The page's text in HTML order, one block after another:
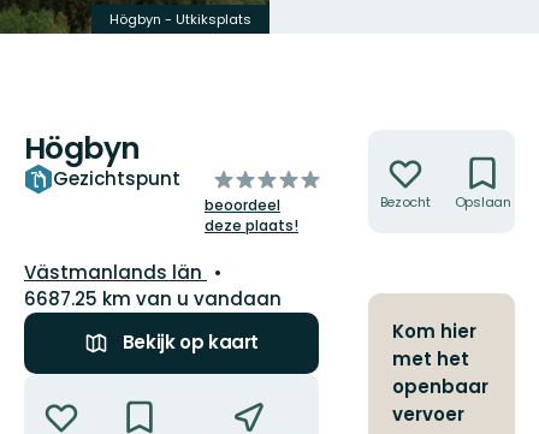
Högbyn - Utkiksplats
Högbyn
Gezichtspunt
van
5
sterren
beoordeel
deze plaats!
Regio:
Västmanlands län
6687.25 km van u vandaan
Bekijk op kaart
Bezocht Opslaan
Kom hier
met het
openbaar
vervoer